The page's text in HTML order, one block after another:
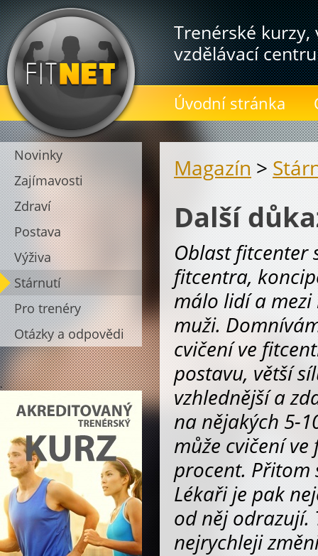
Trenérské
vzdělávací
Úvodní stránka
Novinky
Zajímavosti
Zdraví
Postava
Výživa
Stárnutí
Pro trenéry
Otázky a odpovědi
.
Magazín >
Další
Oblast fitcenter
fitcentra,
málo lidí a
muži.
cvičení ve
postavu, větší
vzhlednější a
na nějakých 5-
může cvičení
procent. Přitom
Lékaři je pak
od něj odrazují.
nejrychleji